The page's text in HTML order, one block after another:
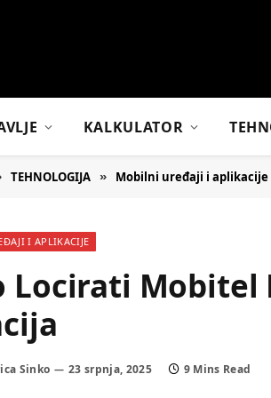
KALKULATOR
TEHNOLOGIJA » Mobilni uređaji i aplikacije
I APLIKACIJE
Locirati Mobitel
Sinko 23 srpnja, 2025 9 Mins Read